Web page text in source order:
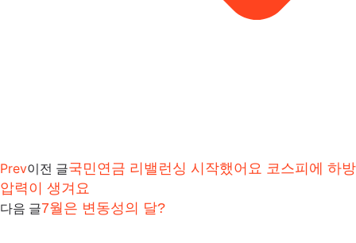
Prev이전 글국민연금 리밸런싱 시작했어요 코스피에 하방
압력이 생겨요
다음 글7월은 변동성의 달?